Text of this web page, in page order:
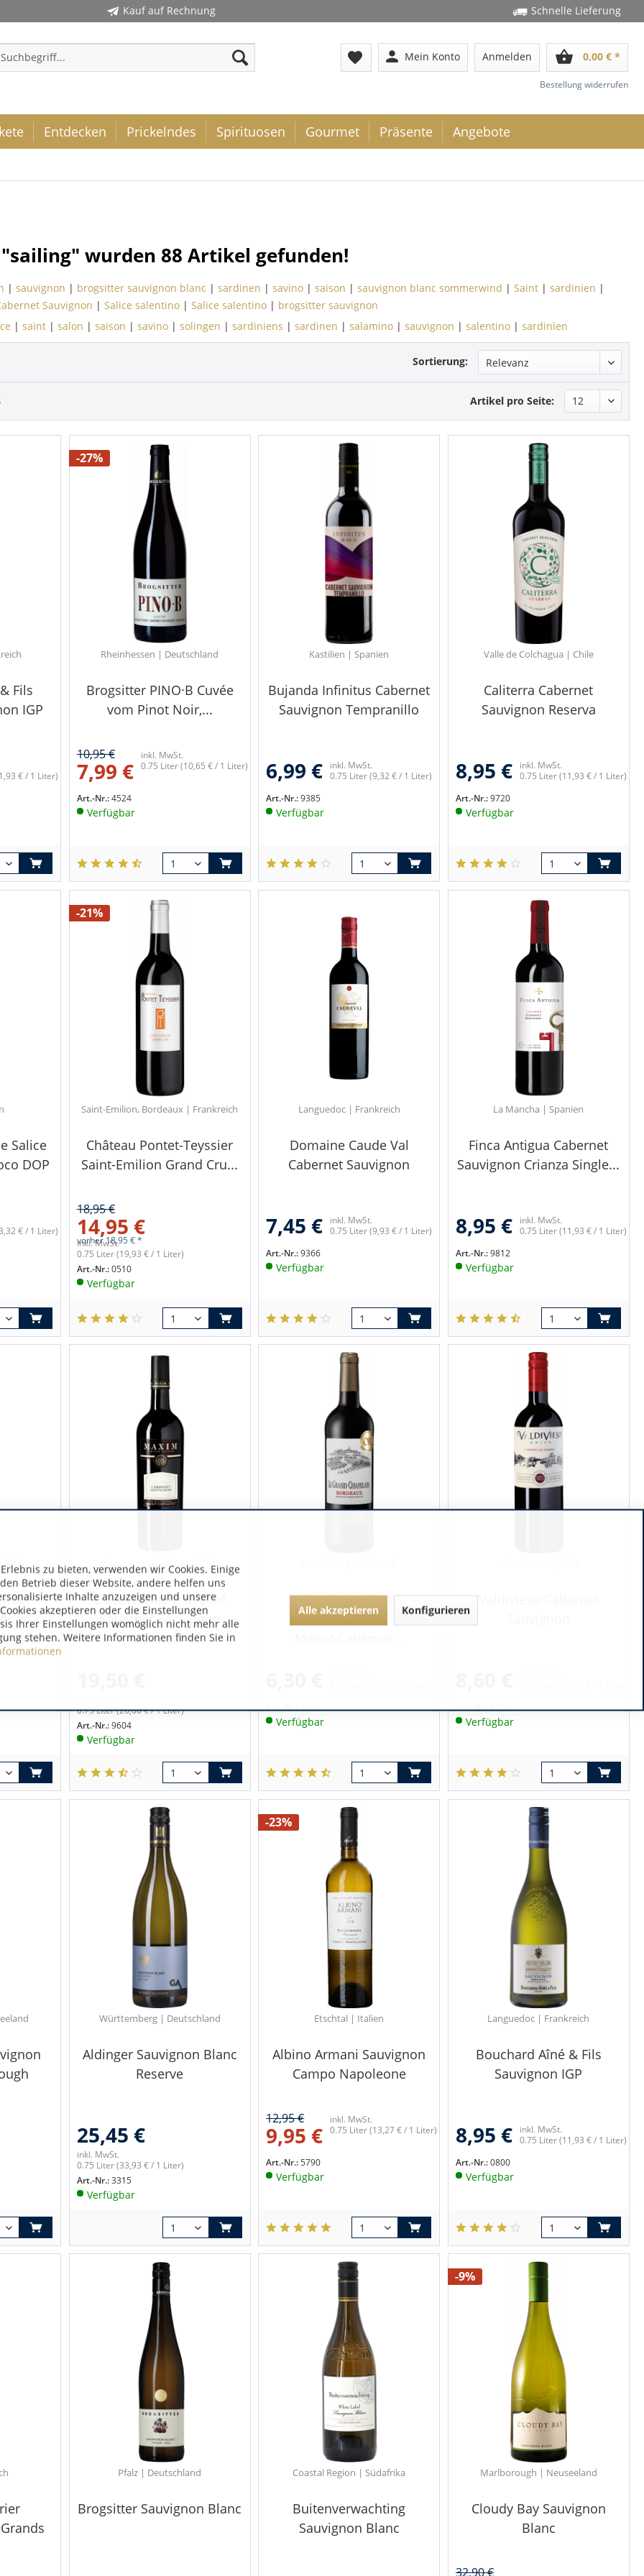
Kauf auf Rechnung Schnelle Lieferung
favorite person Mein Konto Anmelden shopping_basket 0,00 € *
Bestellung widerrufen
Entdecken Prickelndes Spirituosen Gourmet Präsente Angebote
wurden 88 Artikel gefunden!
| sauvignon | brogsitter sauvignon blanc | sardinen | savino | saison | sauvignon blanc sommerwind | Saint | sardinien |
Sauvignon | Salice salentino | Salice salentino | brogsitter sauvignon
| saint | salon | saison | savino | solingen | sardiniens | sardinen | salamino | sauvignon | salentino | sardinien
Sortierung:
Artikel pro Seite:
Fils
IGP
€ / 1 Liter)
-27%
Rheinhessen | Deutschland
Brogsitter PINO·B Cuvée
vom Pinot Noir,...
10,95 €
7,99 €
inkl. MwSt.
0.75 Liter(10,65 € / 1 Liter)
Art.-Nr.:4524
Verfügbar
Kastilien | Spanien
Bujanda Infinitus Cabernet
Sauvignon Tempranillo
6,99 €
inkl. MwSt.
0.75 Liter(9,32 € / 1 Liter)
Art.-Nr.:9385
Verfügbar
Valle de Colchagua | Chile
Caliterra Cabernet
Sauvignon Reserva
8,95 €
inkl. MwSt.
0.75 Liter(11,93 € / 1 Liter)
Art.-Nr.:9720
Verfügbar
Salice
DOP
€ / 1 Liter)
-21%
Saint-Emilion, Bordeaux | Frankreich
Château Pontet-Teyssier
Saint-Emilion Grand Cru...
18,95 €
14,95 €
vorher18,95 € *
inkl. MwSt.
0.75 Liter(19,93 € / 1 Liter)
Art.-Nr.:0510
Verfügbar
Languedoc | Frankreich
Domaine Caude Val
Cabernet Sauvignon
7,45 €
inkl. MwSt.
0.75 Liter(9,93 € / 1 Liter)
Art.-Nr.:9366
Verfügbar
La Mancha | Spanien
Finca Antigua Cabernet
Sauvignon Crianza Single...
8,95 €
inkl. MwSt.
0.75 Liter(11,93 € / 1 Liter)
Art.-Nr.:9812
Verfügbar
Robertson Valley | Südafrika
Goedverwacht MAXIM
Cabernet Sauvignon
Estate...
0.75 Liter(26,00 € / 1 Liter)
Art.-Nr.:9604
Verfügbar
Moueix Le Grand
Chapelain
Art.-Nr.:4100
Verfügbar
Art.-Nr.:9270
Verfügbar
Württemberg | Deutschland
Aldinger Sauvignon Blanc
Reserve
25,45 €
inkl. MwSt.
0.75 Liter(33,93 € / 1 Liter)
Art.-Nr.:3315
Verfügbar
-23%
Etschtal | Italien
Albino Armani Sauvignon
Campo Napoleone
12,95 €
9,95 €
inkl. MwSt.
0.75 Liter(13,27 € / 1 Liter)
Art.-Nr.:5790
Verfügbar
Languedoc | Frankreich
Bouchard Aîné & Fils
Sauvignon IGP
8,95 €
inkl. MwSt.
0.75 Liter(11,93 € / 1 Liter)
Art.-Nr.:0800
Verfügbar
Pfalz | Deutschland
Brogsitter Sauvignon Blanc
Coastal Region | Südafrika
Buitenverwachting
Sauvignon Blanc
-9%
Marlborough | Neuseeland
Cloudy Bay Sauvignon
Blanc
32,90 €
zu bieten, verwenden wir Cookies. Einige
Betrieb dieser Website, andere helfen uns
Inhalte anzuzeigen und unsere
akzeptieren oder die Einstellungen
Ihrer Einstellungen womöglich nicht mehr alle
stehen. Weitere Informationen finden Sie in
Alle akzeptieren Konfigurieren